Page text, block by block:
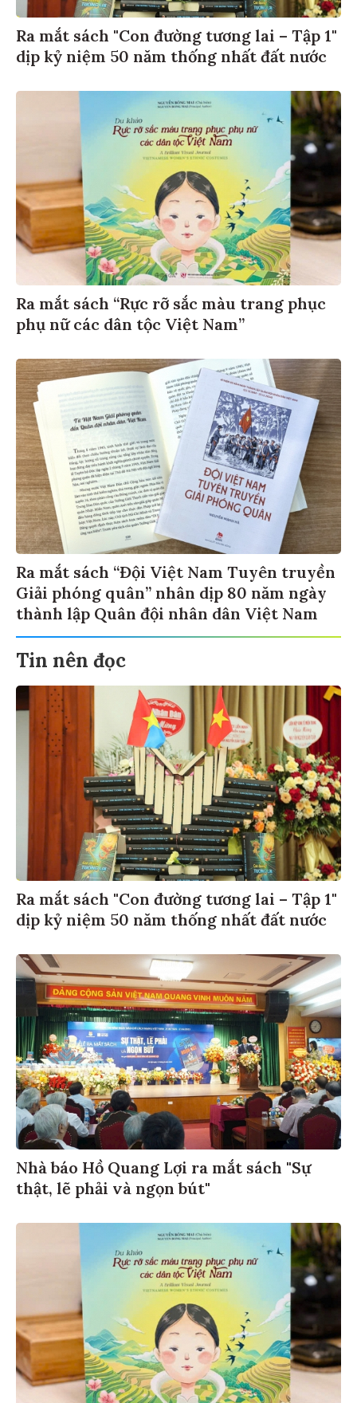
Ra mắt sách "Con đường tương lai – Tập 1"
dịp kỷ niệm 50 năm thống nhất đất nước
Ra mắt sách “Rực rỡ sắc màu trang phục
phụ nữ các dân tộc Việt Nam”
Ra mắt sách “Đội Việt Nam Tuyên truyền
Giải phóng quân” nhân dịp 80 năm ngày
thành lập Quân đội nhân dân Việt Nam
Tin nên đọc
Ra mắt sách "Con đường tương lai – Tập 1"
dịp kỷ niệm 50 năm thống nhất đất nước
Nhà báo Hồ Quang Lợi ra mắt sách "Sự
thật, lẽ phải và ngọn bút"